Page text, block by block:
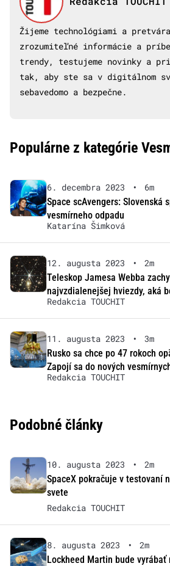
Žijeme technológiami a
zrozumiteľné informácie a
trendy, testujeme novinky a
tak, aby ste sa v digitálnom
sebavedomo a bezpečne.
Populárne z kategórie
6. decembra 2023 •
6m
Space scAvengers: Slovenská
vesmírneho odpadu
Katarína Šimková
12. augusta 2023 •
2m
Teleskop Jamesa Webba
najvzdialenejšej hviezdy, aká
Redakcia TOUCHIT
11. augusta 2023 •
3m
Rusko sa chce po 47 rokoch
Zapojí sa do nových
Redakcia TOUCHIT
Podobné články
10. augusta 2023 •
2m
SpaceX pokračuje v testovaní
svete
Redakcia TOUCHIT
8. augusta 2023 •
2m
Lockheed Martin bude